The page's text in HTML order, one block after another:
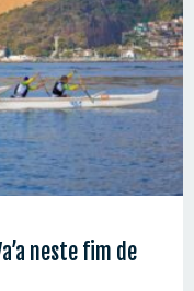
neste fim de